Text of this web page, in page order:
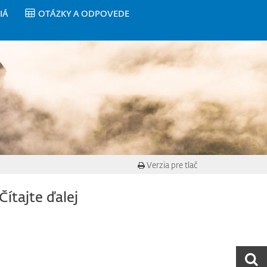
OTÁZKY A ODPOVEDE
Verzia pre tlač
ďalej